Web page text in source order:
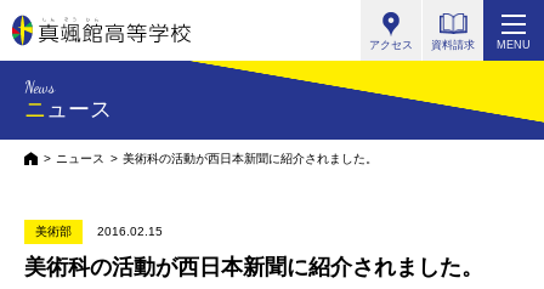
アクセス 資料請求 MENU
News
ニュース
HOMEニュース 美術科の活動が西日本新聞に紹介されました。
美術部 2016.02.15
美術科の活動が西日本新聞に紹介されました。